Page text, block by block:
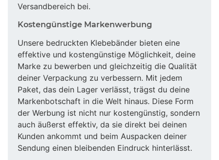
Versandbereich bei.
Kostengünstige Markenwerbung
Unsere bedruckten Klebebänder bieten eine
effektive und kostengünstige Möglichkeit, deine
Marke zu bewerben und gleichzeitig die Qualität
deiner Verpackung zu verbessern. Mit jedem
Paket, das dein Lager verlässt, trägst du deine
Markenbotschaft in die Welt hinaus. Diese Form
der Werbung ist nicht nur kostengünstig, sondern
auch äußerst effektiv, da sie direkt bei deinen
Kunden ankommt und beim Auspacken deiner
Sendung einen bleibenden Eindruck hinterlässt.